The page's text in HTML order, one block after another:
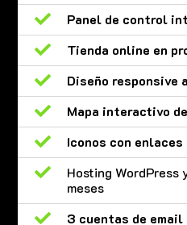

Panel de control

Tienda online en

Diseño responsive

Mapa interactivo

Iconos con

Hosting WordPress
meses

3 cuentas de